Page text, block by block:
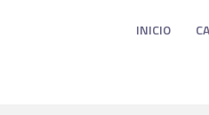
INICIO